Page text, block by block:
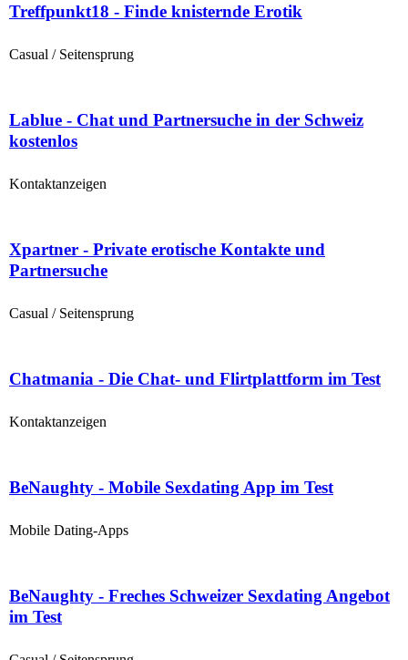
Treffpunkt18 - Finde knisternde Erotik
Casual / Seitensprung
Lablue - Chat und Partnersuche in der Schweiz
kostenlos
Kontaktanzeigen
Xpartner - Private erotische Kontakte und
Partnersuche
Casual / Seitensprung
Chatmania - Die Chat- und Flirtplattform im Test
Kontaktanzeigen
BeNaughty - Mobile Sexdating App im Test
Mobile Dating-Apps
BeNaughty - Freches Schweizer Sexdating Angebot
im Test